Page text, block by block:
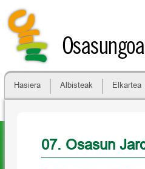
Hasiera Albisteak Elkartea
07. Osasun